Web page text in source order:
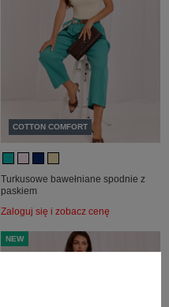
COTTON COMFORT
Turkusowe bawełniane spodnie z
paskiem
Zaloguj się i zobacz cenę
NEW